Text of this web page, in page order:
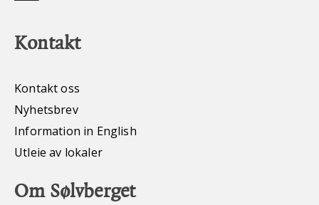
Kontakt
Kontakt oss
Nyhetsbrev
Information in English
Utleie av lokaler
Om Sølvberget